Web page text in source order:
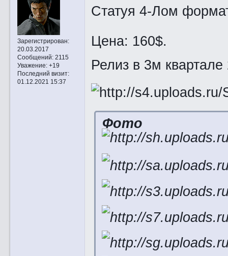
Зарегистрирован:
20.03.2017
Сообщений:2115
Уважение: +19
Последний визит:
01.12.2021 15:37
Статуя 4-Лом
Цена: 160$.
Релиз в 3м квартале
Фото